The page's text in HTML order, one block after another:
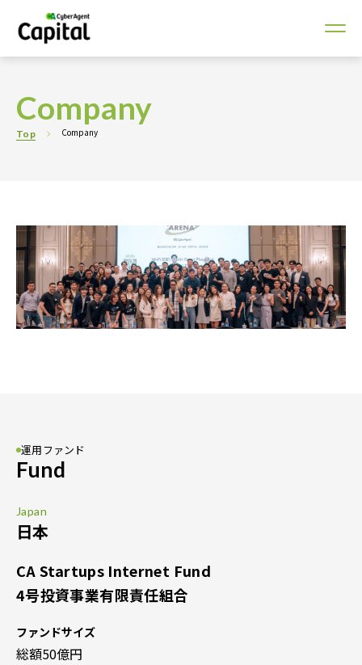
Company
Top Company
運用ファンド
Fund
Japan
日本
CA Startups Internet Fund
4号投資事業有限責任組合
ファンドサイズ
総額50億円